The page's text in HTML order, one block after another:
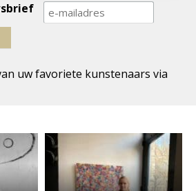
uw favoriete kunstenaars via